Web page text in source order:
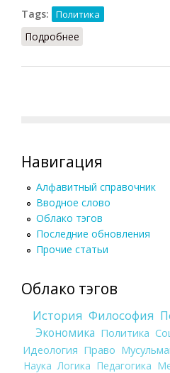
Tags:
Политика
Подробнее
Навигация
Алфавитный справочник
Вводное слово
Облако тэгов
Последние обновления
Прочие статьи
Облако тэгов
История Философия
Экономика Политика
Идеология Право
Наука Логика Педагогика